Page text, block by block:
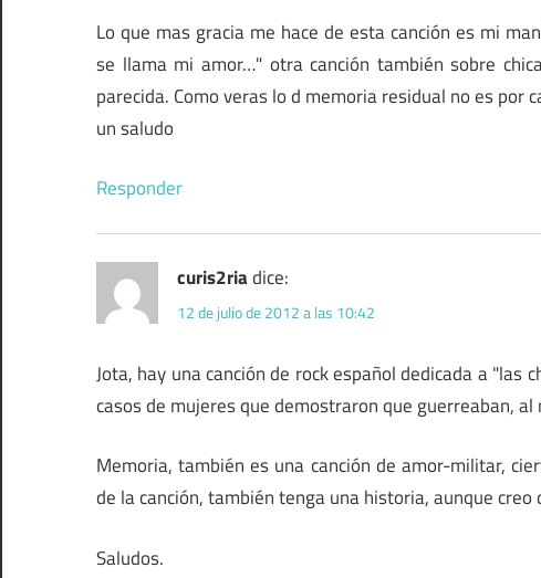
Lo que mas gracia me hace de esta canción es mi
se llama mi amor…" otra canción también sobre
parecida. Como veras lo d memoria residual no es por
un saludo
Responder
curis2riadice:
12 de julio de 2012 a las 10:42
Jota, hay una canción de rock español dedicada a "las
casos de mujeres que demostraron que guerreaban, al
Memoria, también es una canción de amor-militar,
de la canción, también tenga una historia, aunque creo
Saludos.